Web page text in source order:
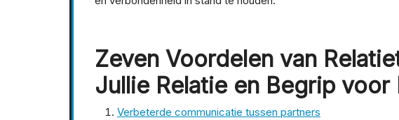
Zeven Voordelen van
Jullie Relatie en Begrip voor
Verbeterde communicatie tussen partners